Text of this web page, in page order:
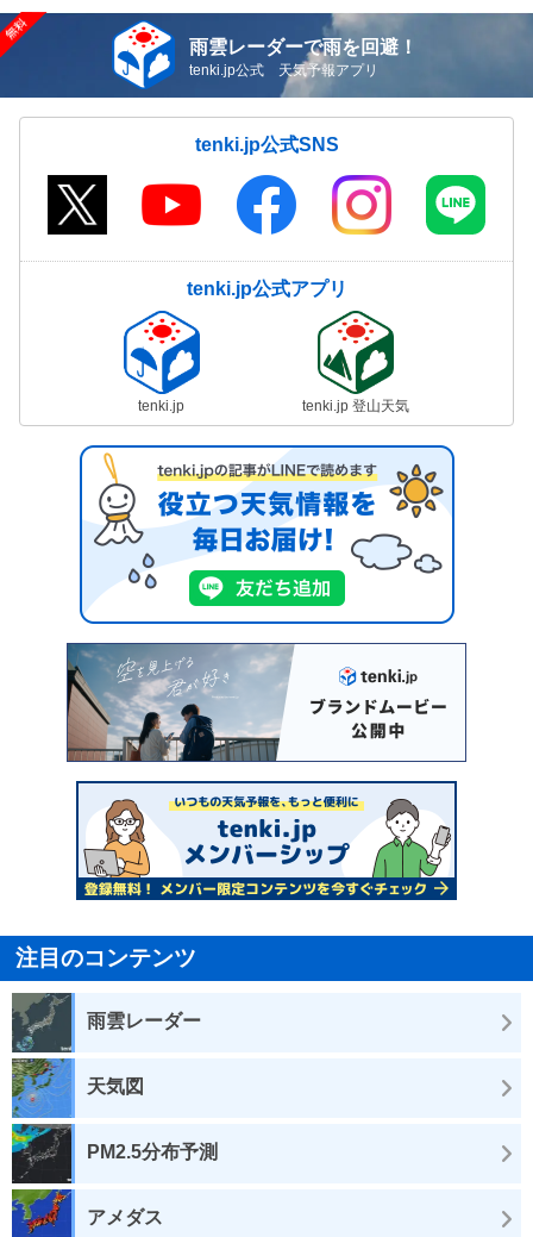
雨雲レーダーで雨を回避！
tenki.jp公式 天気予報アプリ
tenki.jp公式SNS
tenki.jp公式アプリ
tenki.jp tenki.jp 登山天気
注目のコンテンツ
雨雲レーダー
天気図
PM2.5分布予測
アメダス